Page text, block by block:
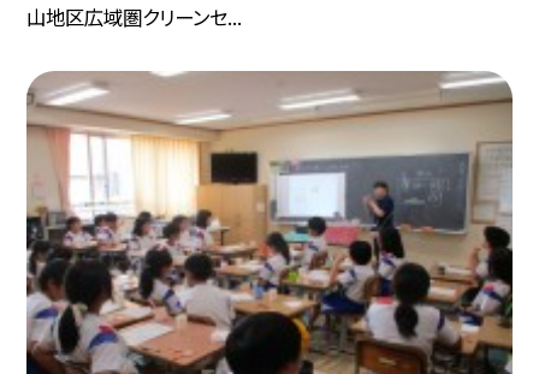
山地区広域圏クリーンセ...